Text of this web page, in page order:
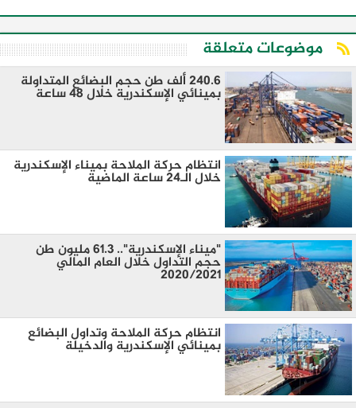
موضوعات متعلقة
240.6 ألف طن حجم البضائع المتداولة
بمينائي الإسكندرية خلال 48 ساعة
انتظام حركة الملاحة بميناء الإسكندرية
خلال الـ24 ساعة الماضية
"ميناء الإسكندرية".. 61.3 مليون طن
حجم التداول خلال العام المالي
2020/2021
انتظام حركة الملاحة وتداول البضائع
بمينائي الإسكندرية والدخيلة